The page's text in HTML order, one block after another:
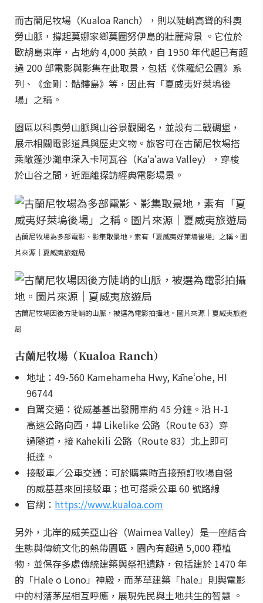
而古蘭尼牧場（Kualoa Ranch），則以陡峭高聳的科奧
勞山脈，撐起莫娜家鄉莫圖努伊島的壯麗背景 。它位於
歐胡島東岸，占地約 4,000 英畝，自 1950 年代起已有超
過 200 部電影與影集在此取景，包括《侏羅紀公園》系
列、《金剛：骷髏島》等，因此有「夏威夷好萊塢後
場」之稱。
園區以科奧勞山脈與山谷景觀聞名，並設有二戰碉堡，
展示相關電影道具與歷史文物。旅客可在古蘭尼牧場搭
乘敞篷沙灘車深入卡阿瓦谷（Kaʻaʻawa Valley），穿梭
於山谷之間，近距離探訪經典電影場景。
古蘭尼牧場為多部電影、影集取景地，素有「夏威夷好萊塢後場」之稱。圖
片來源｜夏威夷旅遊局
古蘭尼牧場因後方陡峭的山脈，被選為電影拍攝地。圖片來源｜夏威夷旅遊
局
古蘭尼牧場（Kualoa Ranch）
地址：49-560 Kamehameha Hwy, Kāneʻohe, HI
96744
自駕交通：從威基基出發開車約 45 分鐘。沿 H-1
高速公路向西，轉 Likelike 公路（Route 63）穿
過隧道，接 Kahekili 公路（Route 83）北上即可
抵達。
接駁車／公車交通：可於購票時直接預訂牧場自營
的威基基來回接駁車；也可搭乘公車 60 號路線
官網： https://www.kualoa.com
另外，北岸的威美亞山谷（Waimea Valley）是一座結合
生態與傳統文化的熱帶園區，園內有超過 5,000 種植
物，並保存多處傳統建築與祭祀遺跡，包括建於 1470 年
的「Hale o Lono」神殿，而茅草建築「hale」則與電影
中的村落茅屋相互呼應，展現先民與土地共生的智慧 。